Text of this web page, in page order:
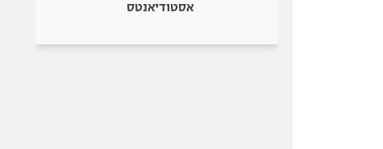
אסטודיאנטס